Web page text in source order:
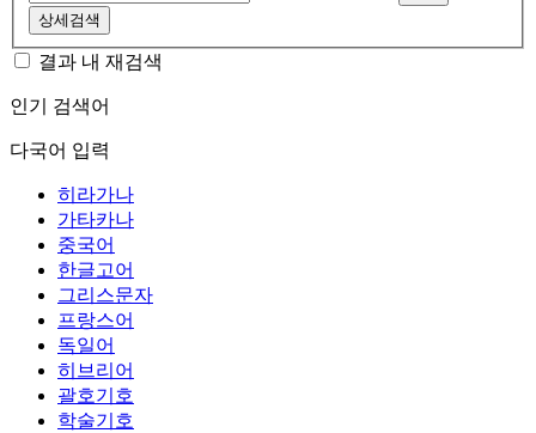
상세검색
결과 내 재검색
인기 검색어
다국어 입력
히라가나
가타카나
중국어
한글고어
그리스문자
프랑스어
독일어
히브리어
괄호기호
학술기호